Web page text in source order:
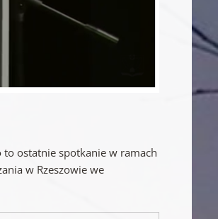
to ostatnie spotkanie w ramach
w Rzeszowie we